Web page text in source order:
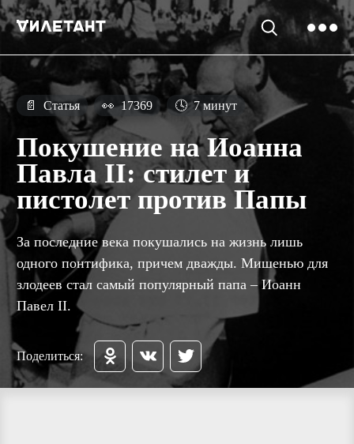
📄 Статья 👀 17369 🕓 7 минут
Покушение на Иоанна
Павла II: стилет и
пистолет против Папы
За последние века покушались на жизнь лишь
одного понтифика, причем дважды. Мишенью для
злодеев стал самый популярный папа – Иоанн
Павел II.
Поделиться: